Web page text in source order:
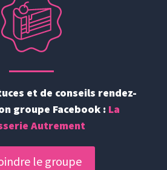
et de conseils rendez-
groupe Facebook : La
Autrement
le groupe